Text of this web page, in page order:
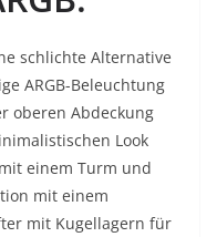
schlichte Alternative
ARGB-Beleuchtung
oberen Abdeckung
Look
einem Turm und
mit einem
mit Kugellagern für